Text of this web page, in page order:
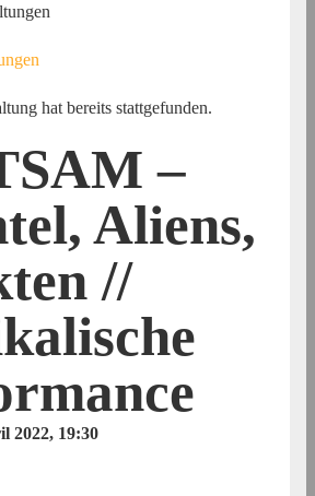
hat bereits stattgefunden.
–
Aliens,
//
2022, 19:30